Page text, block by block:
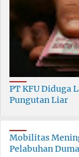
PT KFU Diduga
Pungutan Liar
Dumai
Mobilitas
Pelabuhan